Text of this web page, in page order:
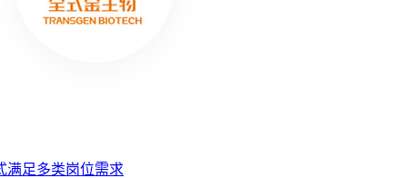
满足多类岗位需求